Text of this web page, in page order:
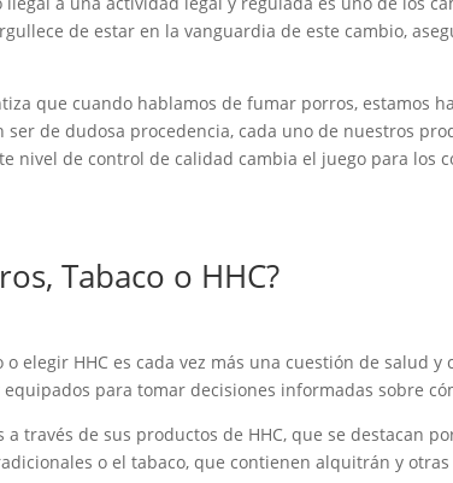
de estar en la vanguardia de este cambio,
que cuando hablamos de fumar porros, estamos
de dudosa procedencia, cada uno de nuestros
nivel de control de calidad cambia el juego para
Tabaco o HHC?
elegir HHC es cada vez más una cuestión de salud
para tomar decisiones informadas sobre
través de sus productos de HHC, que se destacan
o el tabaco, que contienen alquitrán y